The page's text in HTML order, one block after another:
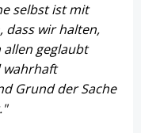
selbst ist mit
dass wir halten,
allen geglaubt
wahrhaft
Grund der Sache